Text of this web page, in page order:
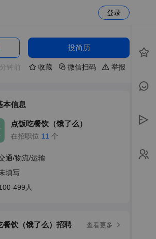
登录
投简历
钟前 收藏 微信扫码 举报
本信息
点饭吃餐饮（饿了么）
在招职位 11 个
通/物流/运输
填写
499人
餐饮（饿了么）招聘 查看更多